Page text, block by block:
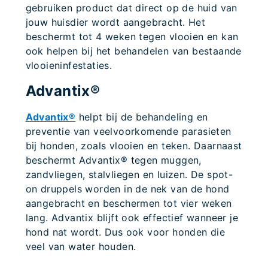
gebruiken product dat direct op de huid van
jouw huisdier wordt aangebracht. Het
beschermt tot 4 weken tegen vlooien en kan
ook helpen bij het behandelen van bestaande
vlooieninfestaties.
Advantix®
Advantix® helpt bij de behandeling en
preventie van veelvoorkomende parasieten
bij honden, zoals vlooien en teken. Daarnaast
beschermt Advantix® tegen muggen,
zandvliegen, stalvliegen en luizen. De spot-
on druppels worden in de nek van de hond
aangebracht en beschermen tot vier weken
lang. Advantix blijft ook effectief wanneer je
hond nat wordt. Dus ook voor honden die
veel van water houden.